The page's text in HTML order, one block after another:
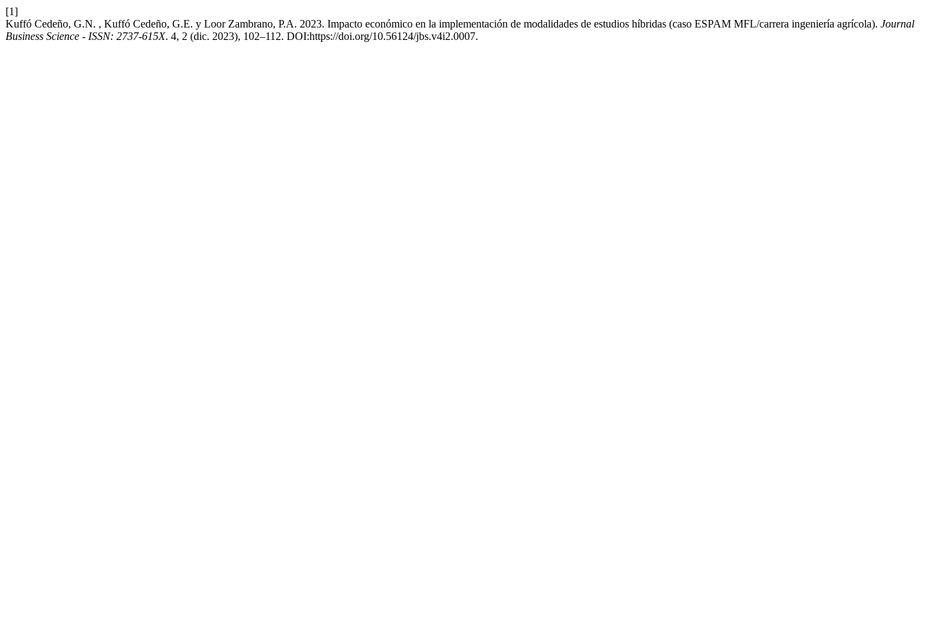
[1]
Kuffó Cedeño, G.N. , Kuffó Cedeño, G.E. y Loor Zambrano, P.A. 2023. Impacto económico en la implementación de modalidades de estudios híbridas (caso ESPAM MFL/carrera ingeniería agrícola). Journal
Business Science - ISSN: 2737-615X. 4, 2 (dic. 2023), 102–112. DOI:https://doi.org/10.56124/jbs.v4i2.0007.